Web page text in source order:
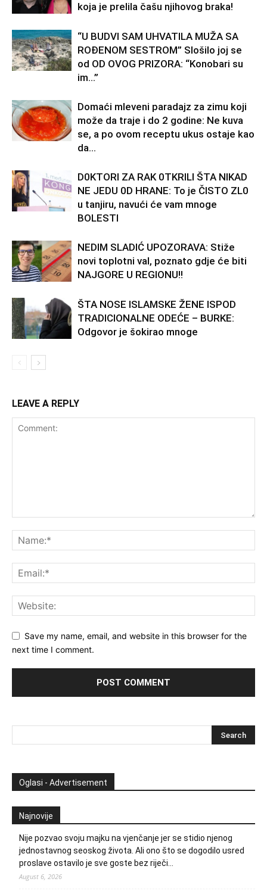
koja je prelila čašu njihovog braka!
“U BUDVI SAM UHVATILA MUŽA SA
ROĐENOM SESTROM” Slošilo joj se
od OD OVOG PRIZORA: “Konobari su
im…”
Domaći mleveni paradajz za zimu koji
može da traje i do 2 godine: Ne kuva
se, a po ovom receptu ukus ostaje kao
da...
D0KTORI ZA RAK 0TKRILI ŠTA NIKAD
NE JEDU 0D HRANE: To je ČISTO ZL0
u tanjiru, navući će vam mnoge
BOLESTI
NEDIM SLADIĆ UPOZORAVA: Stiže
novi toplotni val, poznato gdje će biti
NAJGORE U REGIONU!!
ŠTA NOSE ISLAMSKE ŽENE ISPOD
TRADICIONALNE ODEĆE – BURKE:
Odgovor je šokirao mnoge
LEAVE A REPLY
Save my name, email, and website in this browser for the
next time I comment.
Oglasi - Advertisement
Najnovije
Nije pozvao svoju majku na vjenčanje jer se stidio njenog
jednostavnog seoskog života. Ali ono što se dogodilo usred
proslave ostavilo je sve goste bez riječi…
August 6, 2026